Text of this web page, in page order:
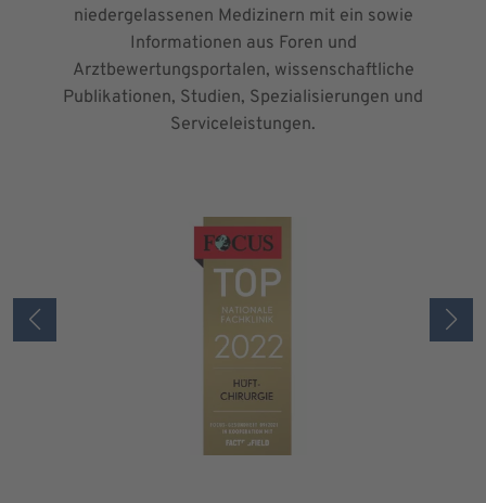
niedergelassenen Medizinern mit ein sowie
Informationen aus Foren und
Arztbewertungsportalen, wissenschaftliche
Publikationen, Studien, Spezialisierungen und
Serviceleistungen.